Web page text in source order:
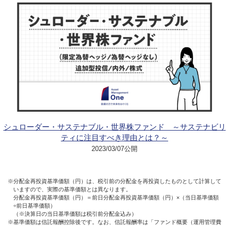
シュローダー・サステナブル・世界株ファンド ～サステナビリ
ティに注目すべき理由とは？～
2023/03/07公開
※分配金再投資基準価額（円）は、税引前の分配金を再投資したものとして計算して
いますので、実際の基準価額とは異なります。
分配金再投資基準価額（円）＝前日分配金再投資基準価額（円）×（当日基準価額
÷前日基準価額）
（※決算日の当日基準価額は税引前分配金込み）
※基準価額は信託報酬控除後です。なお、信託報酬率は「ファンド概要（運用管理費